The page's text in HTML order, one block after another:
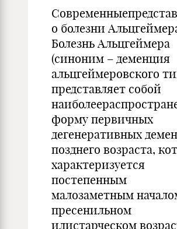
о болезни
Болезнь Альцгеймера
(синоним – деменция
альцгеймеровского
представляет собой
форму первичных
дегенеративных
позднего возраста,
характеризуется
постепенным
малозаметным
пресенильном
илистарческом